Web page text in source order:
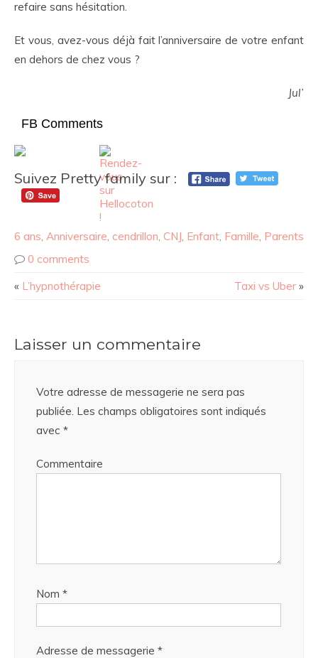
refaire sans hésitation.
Et vous, avez-vous déjà fait l’anniversaire de votre enfant
en dehors de chez vous ?
Jul’
FB Comments
Suivez Pretty family sur :
6 ans, Anniversaire, cendrillon, CNJ, Enfant, Famille, Parents
0 comments
« L’hypnothérapie Taxi vs Uber »
Laisser un commentaire
Votre adresse de messagerie ne sera pas
publiée. Les champs obligatoires sont indiqués
avec *
Commentaire
Nom *
Adresse de messagerie *